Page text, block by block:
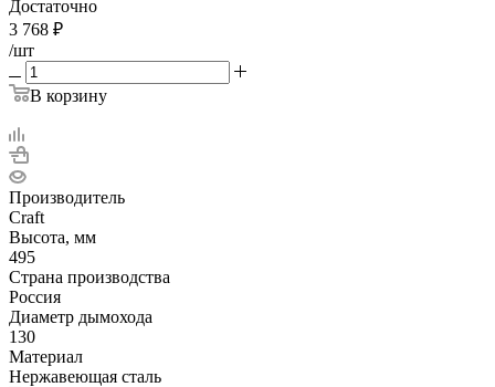
Достаточно
3 768 ₽
/шт
В корзину
Производитель
Craft
Высота, мм
495
Страна производства
Россия
Диаметр дымохода
130
Материал
Нержавеющая сталь